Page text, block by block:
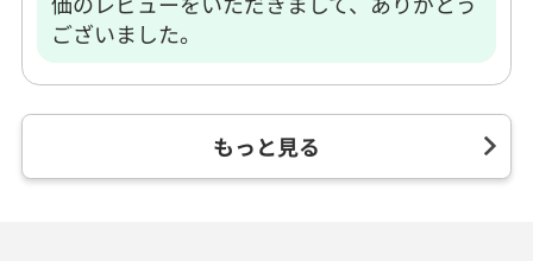
ございました。
もっと見る